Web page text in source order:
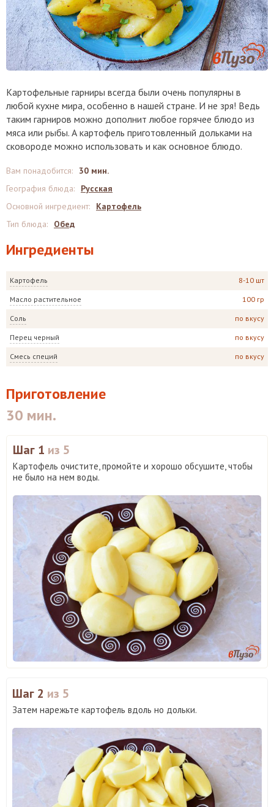
Картофельные гарниры всегда были очень популярны в
любой кухне мира, особенно в нашей стране. И не зря! Ведь
таким гарниров можно дополнит любое горячее блюдо из
мяса или рыбы. А картофель приготовленный дольками на
сковороде можно использовать и как основное блюдо.
Ингредиенты
Картофель 8-10 шт
Масло растительное 100 гр
Соль по вкусу
Перец черный по вкусу
Смесь специй по вкусу
Вам понадобится:
30 мин.
География блюда:
Русская
Основной ингредиент:
Картофель
Тип блюда: Обед
Приготовление
30 мин.
Шаг 1 из 5
Картофель очистите, промойте и хорошо обсушите, чтобы
не было на нем воды.
Шаг 2 из 5
Затем нарежьте картофель вдоль но дольки.